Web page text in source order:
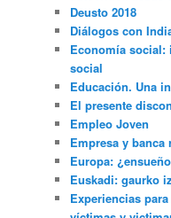
Deusto 2018
Diálogos con
Economía social:
social
Educación. Una
El presente
Empleo Joven
Empresa y banca
Europa:
Euskadi: gaurko
Experiencias